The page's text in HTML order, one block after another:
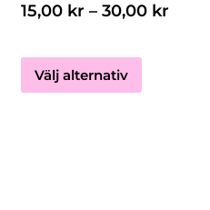
15,00 kr – 30,00 kr
Välj alternativ